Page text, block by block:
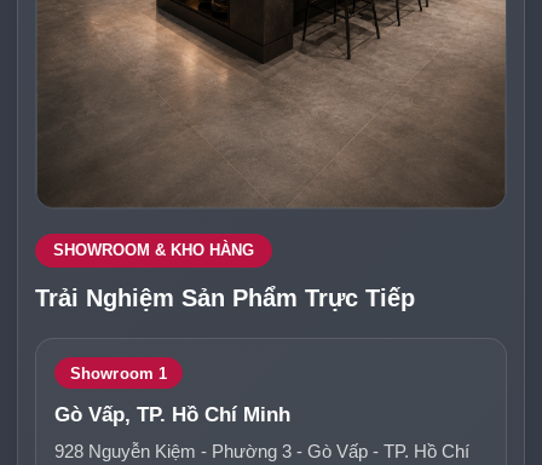
SHOWROOM & KHO HÀNG
Trải Nghiệm Sản Phẩm Trực Tiếp
Showroom 1
Gò Vấp, TP. Hồ Chí Minh
928 Nguyễn Kiệm - Phường 3 - Gò Vấp - TP. Hồ Chí